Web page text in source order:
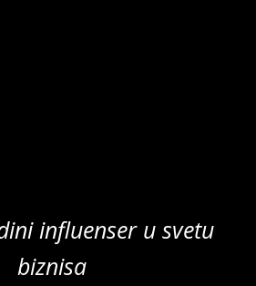
influenser u svetu
biznisa